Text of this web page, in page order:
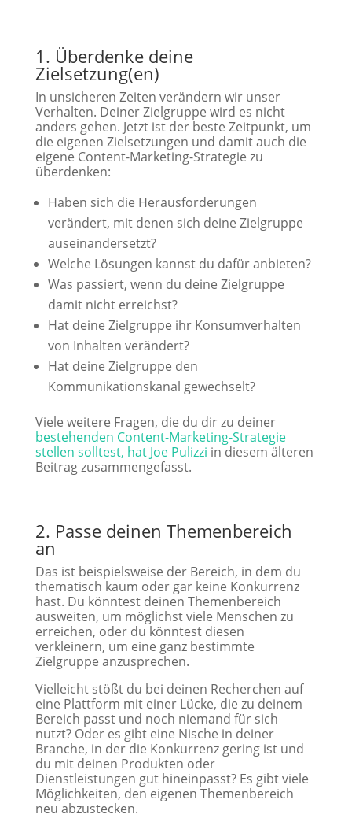
1. Überdenke deine
Zielsetzung(en)
In unsicheren Zeiten verändern wir unser
Verhalten. Deiner Zielgruppe wird es nicht
anders gehen. Jetzt ist der beste Zeitpunkt, um
die eigenen Zielsetzungen und damit auch die
eigene Content-Marketing-Strategie zu
überdenken:
Haben sich die Herausforderungen
verändert, mit denen sich deine Zielgruppe
auseinandersetzt?
Welche Lösungen kannst du dafür anbieten?
Was passiert, wenn du deine Zielgruppe
damit nicht erreichst?
Hat deine Zielgruppe ihr Konsumverhalten
von Inhalten verändert?
Hat deine Zielgruppe den
Kommunikationskanal gewechselt?
Viele weitere Fragen, die du dir zu deiner
bestehenden Content-Marketing-Strategie
stellen solltest, hat Joe Pulizzi in diesem älteren
Beitrag zusammengefasst.
2. Passe deinen Themenbereich
an
Das ist beispielsweise der Bereich, in dem du
thematisch kaum oder gar keine Konkurrenz
hast. Du könntest deinen Themenbereich
ausweiten, um möglichst viele Menschen zu
erreichen, oder du könntest diesen
verkleinern, um eine ganz bestimmte
Zielgruppe anzusprechen.
Vielleicht stößt du bei deinen Recherchen auf
eine Plattform mit einer Lücke, die zu deinem
Bereich passt und noch niemand für sich
nutzt? Oder es gibt eine Nische in deiner
Branche, in der die Konkurrenz gering ist und
du mit deinen Produkten oder
Dienstleistungen gut hineinpasst? Es gibt viele
Möglichkeiten, den eigenen Themenbereich
neu abzustecken.